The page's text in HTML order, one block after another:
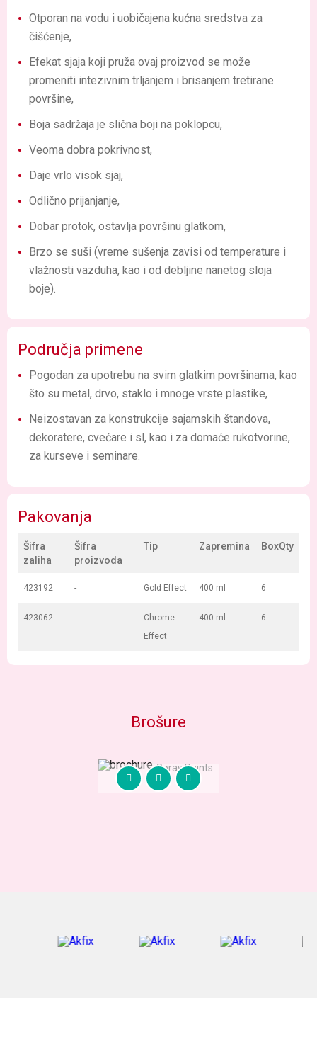
Otporan na vodu i uobičajena kućna sredstva za
čišćenje,
Efekat sjaja koji pruža ovaj proizvod se može
promeniti intezivnim trljanjem i brisanjem tretirane
površine,
Boja sadržaja je slična boji na poklopcu,
Veoma dobra pokrivnost,
Daje vrlo visok sjaj,
Odlično prijanjanje,
Dobar protok, ostavlja površinu glatkom,
Brzo se suši (vreme sušenja zavisi od temperature i
vlažnosti vazduha, kao i od debljine nanetog sloja
boje).
Područja primene
Pogodan za upotrebu na svim glatkim površinama, kao
što su metal, drvo, staklo i mnoge vrste plastike,
Neizostavan za konstrukcije sajamskih štandova,
dekoratere, cvećare i sl, kao i za domaće rukotvorine,
za kurseve i seminare.
Pakovanja
Šifra
zaliha
Šifra
proizvoda
Tip Zapremina BoxQty
423192 - Gold Effect 400 ml 6
423062 -
Chrome
Effect
400 ml 6
Brošure
Spray Paints